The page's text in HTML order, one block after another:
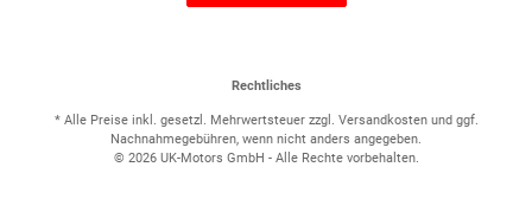
Rechtliches
* Alle Preise inkl. gesetzl. Mehrwertsteuer zzgl. Versandkostenund ggf.
Nachnahmegebühren, wenn nicht anders angegeben.
© 2026 UK-Motors GmbH - Alle Rechte vorbehalten.